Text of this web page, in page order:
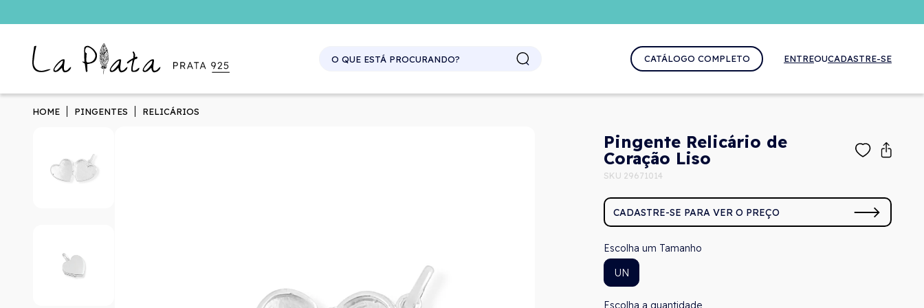
CATÁLOGO COMPLETO ENTREOUCADASTRE-SE
HOME PINGENTES RELICÁRIOS
Pingente Relicário de
Coração Liso
SKU 29671014
CADASTRE-SE PARA VER O PREÇO
Tamanho
UN